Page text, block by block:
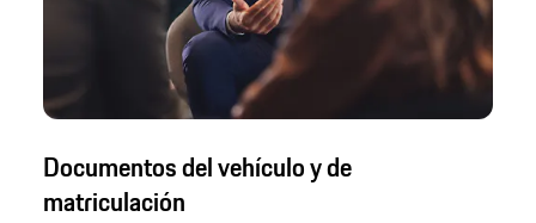
Documentos del vehículo y de
matriculación